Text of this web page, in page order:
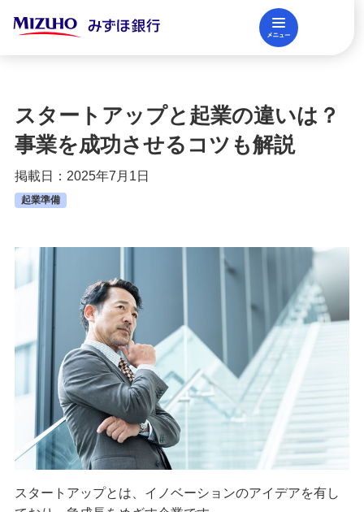
法人口座開設
資金調達
決済業務
国際業務・外国為替取引
経営・事業支援
スタートアップと起業の違いは？
事業を成功させるコツも解説
掲載日：2025年7月1日
起業準備
スタートアップとは、イノベーションのアイデアを有し